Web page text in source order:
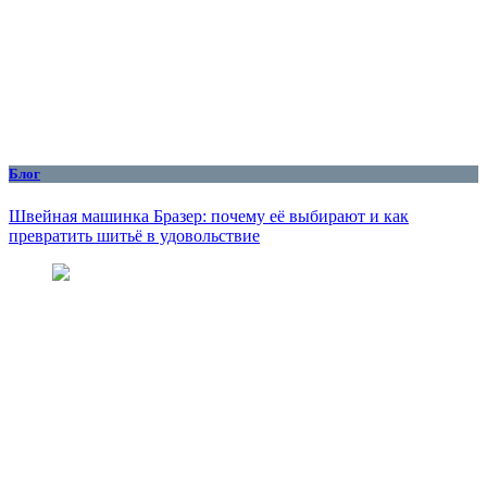
Блог
Швейная машинка Бразер: почему её выбирают и как
превратить шитьё в удовольствие